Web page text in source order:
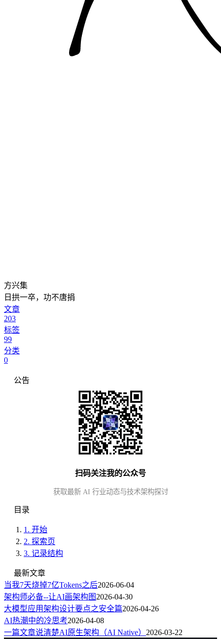
方兴集
日拱一卒，功不唐捐
文章
203
标签
99
分类
0
公告
扫码关注我的公众号
获取最新 AI 行业动态与技术架构探讨
目录
1. 开始
2. 探索页
3. 记录结构
最新文章
当我7天烧掉7亿Tokens之后2026-06-04
架构师必备--让AI画架构图 2026-04-30
大模型应用架构设计要点之安全篇2026-04-26
AI热潮中的冷思考2026-04-08
一篇文章说清楚AI原生架构（AI Native） 2026-03-22